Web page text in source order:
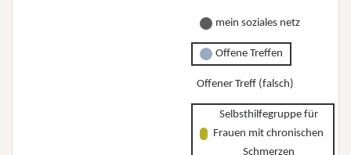
mein soziales netz
Offene Treffen
Offener Treff (falsch)
Selbsthilfegruppe für
Frauen mit chronischen
Schmerzen